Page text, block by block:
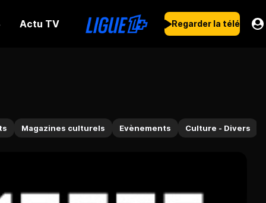
Actu TV Regarder la télé
Magazines culturels Evènements Culture - Divers